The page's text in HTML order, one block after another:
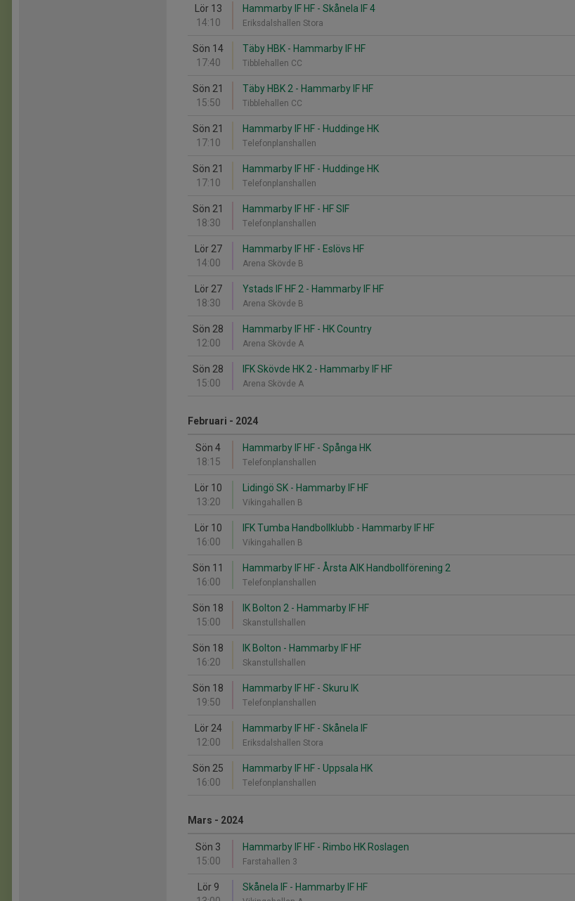
Lör 13
14:10
Hammarby IF HF - Skånela IF 4
Eriksdalshallen Stora
Sön 14
17:40
Täby HBK - Hammarby IF HF
Tibblehallen CC
Sön 21
15:50
Täby HBK 2 - Hammarby IF HF
Tibblehallen CC
Sön 21
17:10
Hammarby IF HF - Huddinge HK
Telefonplanshallen
Sön 21
17:10
Hammarby IF HF - Huddinge HK
Telefonplanshallen
Sön 21
18:30
Hammarby IF HF - HF SIF
Telefonplanshallen
Lör 27
14:00
Hammarby IF HF - Eslövs HF
Arena Skövde B
Lör 27
18:30
Ystads IF HF 2 - Hammarby IF HF
Arena Skövde B
Sön 28
12:00
Hammarby IF HF - HK Country
Arena Skövde A
Sön 28
15:00
IFK Skövde HK 2 - Hammarby IF HF
Arena Skövde A
Februari - 2024
Sön 4
18:15
Hammarby IF HF - Spånga HK
Telefonplanshallen
Lör 10
13:20
Lidingö SK - Hammarby IF HF
Vikingahallen B
Lör 10
16:00
IFK Tumba Handbollklubb - Hammarby IF HF
Vikingahallen B
Sön 11
16:00
Hammarby IF HF - Årsta AIK Handbollförening 2
Telefonplanshallen
Sön 18
15:00
IK Bolton 2 - Hammarby IF HF
Skanstullshallen
Sön 18
16:20
IK Bolton - Hammarby IF HF
Skanstullshallen
Sön 18
19:50
Hammarby IF HF - Skuru IK
Telefonplanshallen
Lör 24
12:00
Hammarby IF HF - Skånela IF
Eriksdalshallen Stora
Sön 25
16:00
Hammarby IF HF - Uppsala HK
Telefonplanshallen
Mars - 2024
Sön 3
15:00
Hammarby IF HF - Rimbo HK Roslagen
Farstahallen 3
Lör 9
Skånela IF - Hammarby IF HF